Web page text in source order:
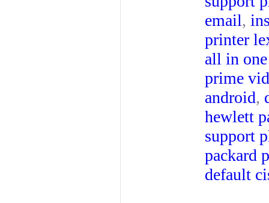
email,
printer
all in
prime
android,
hewlett
support
packard
default